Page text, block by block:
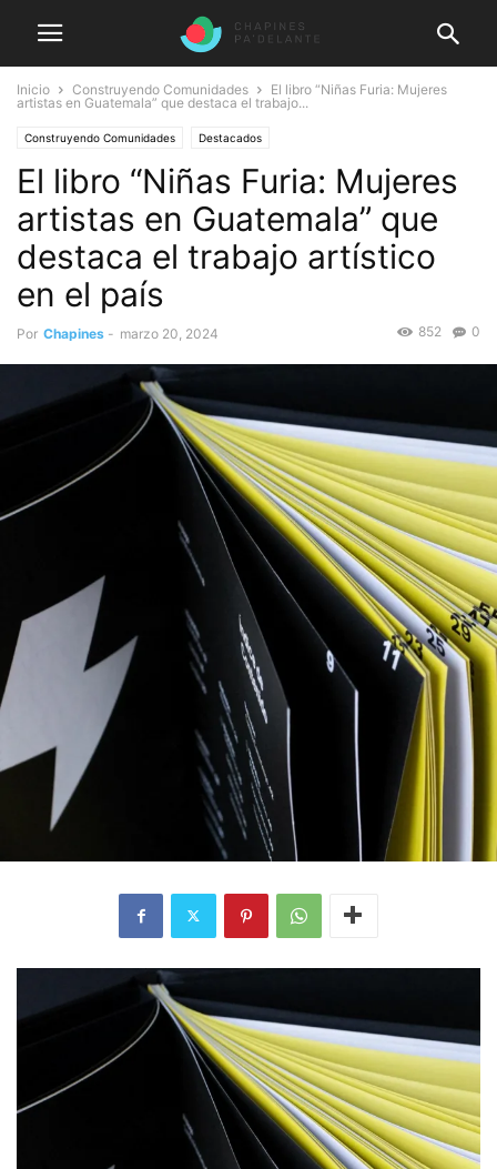
Inicio Construyendo Comunidades
El libro “Niñas Furia: Mujeres
artistas en Guatemala” que destaca el trabajo...
Construyendo Comunidades Destacados
El libro “Niñas Furia: Mujeres
artistas en Guatemala” que
destaca el trabajo artístico
en el país
Por Chapines - marzo 20, 2024 0
852